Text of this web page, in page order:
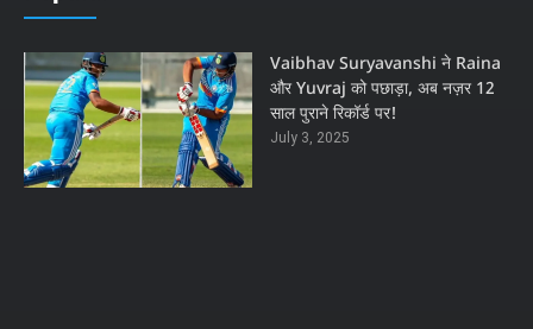
Vaibhav Suryavanshi ने Raina
और Yuvraj को पछाड़ा, अब नज़र 12
साल पुराने रिकॉर्ड पर!
July 3, 2025